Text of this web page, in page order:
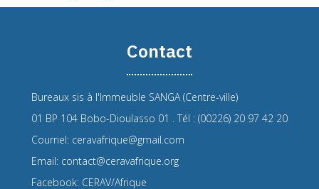
Contact
Bureaux sis à l'Immeuble SANGA (Centre-ville)
01 BP 104 Bobo-Dioulasso 01 . Tél : (00226) 20 97 42 20
Courriel: ceravafrique@gmail.com
Email: contact@ceravafrique.org
Facebook: CERAV/Afrique